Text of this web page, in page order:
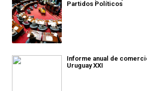
Partidos Políticos
Informe anual de
Uruguay XXI